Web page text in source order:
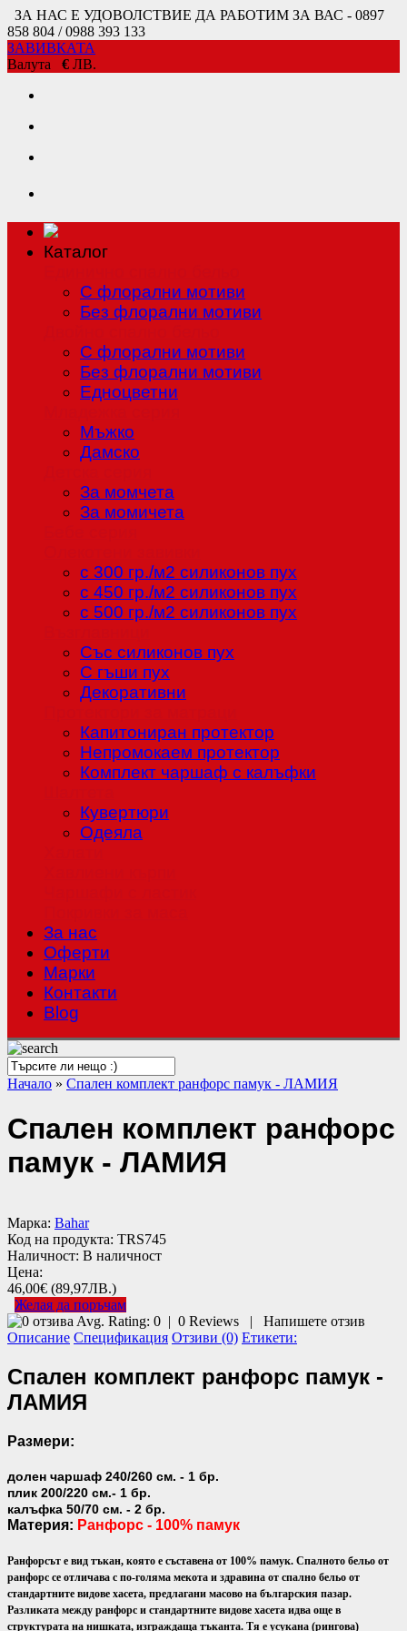
ЗА НАС Е УДОВОЛСТВИЕ ДА РАБОТИМ ЗА ВАС - 0897
858 804 / 0988 393 133
ЗАВИВКАТА
Валута € ЛВ.
Каталог
С флорални мотиви
Без флорални мотиви
С флорални мотиви
Без флорални мотиви
Едноцветни
Мъжко
Дамско
За момчета
За момичета
с 300 гр./м2 силиконов пух
с 450 гр./м2 силиконов пух
с 500 гр./м2 силиконов пух
Със силиконов пух
С гъши пух
Декоративни
Капитониран протектор
Непромокаем протектор
Комплект чаршаф с калъфки
Кувертюри
Одеяла
За нас
Оферти
Mарки
Контакти
Blog
Начало » Спален комплект ранфорс памук - ЛАМИЯ
Спален комплект ранфорс
памук - ЛАМИЯ
Марка: Bahar
Код на продукта: TRS745
Наличност: В наличност
Цена:
46,00€ (89,97ЛВ.)
Желая да поръчам
Avg. Rating: 0 | 0 Reviews | Напишете отзив
Описание Спецификация Отзиви (0) Етикети:
Спален комплект ранфорс памук -
ЛАМИЯ
Размери:
долен чаршаф 240/260 см. - 1 бр.
плик 200/220 см.- 1 бр.
калъфка 50/70 см. - 2 бр.
Материя: Ранфорс - 100% памук
Ранфорсът е вид тъкан, която е съставена от 100% памук. Спалното бельо от
ранфорс се отличава с по-голяма мекота и здравина от спално бельо от
стандартните видове хасета, предлагани масово на българския пазар.
Разликата между ранфорс и стандартните видове хасета идва още в
структурата на нишката, изграждаща тъканта. Тя е усукана (рингова)